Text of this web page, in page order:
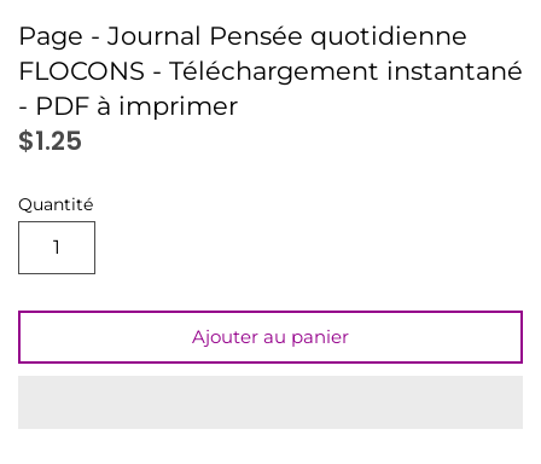
Page - Journal Pensée quotidienne
FLOCONS - Téléchargement instantané
- PDF à imprimer
$1.25
Quantité
Ajouter au panier
Sachets (minis 4x5)
Signets
Autres à colorier
LIQUIDATION
Tout voir